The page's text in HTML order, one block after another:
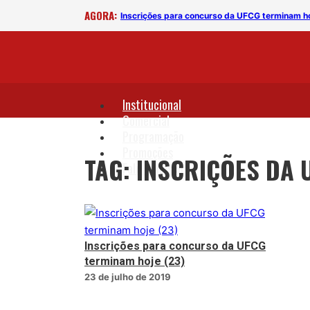
AGORA: Inscrições para concurso da UFCG terminam
Institucional
Comercial
Fale Conosco
TAG: INSCRIÇÕES DA
Inscrições para concurso da UFCG
terminam hoje (23)
23 de julho de 2019